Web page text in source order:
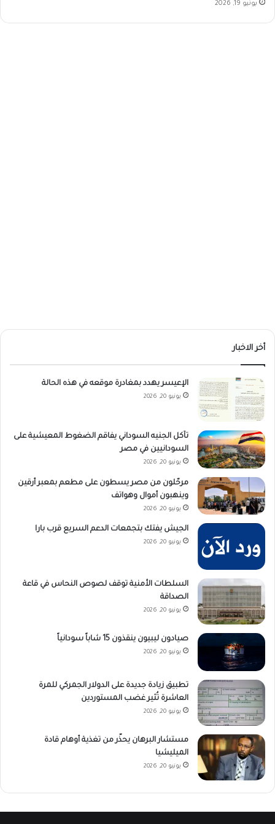
يونيو 19, 2026
أخر الاخبار
الإعيسر يهدد بمغادرة موقعه في هذه الحالة
يونيو 20, 2026
تآكل الجنيه السوداني يفاقم الضغوط المعيشية على
السودانيين في مصر
يونيو 20, 2026
مرحّلون من مصر يسطون على مطعم بمعبر أرقين
وينهبون أموال وهواتف
يونيو 20, 2026
الجيش يفتك بتجمعات الدعم السريع قرب بارا
يونيو 20, 2026
السلطات الأمنية توقف لصوص النحاس في قاعة
الصداقة
يونيو 20, 2026
صيادون ليبيون ينقذون 15 شاباً سودانياً
يونيو 20, 2026
تطبيق زيادة جديدة على الدولار الجمركي للمرة
العاشرة تُثير غضب المستوردين
يونيو 20, 2026
مستشار البرهان يحذّر من تغذية أوهام قادة
الميليشيا
يونيو 20, 2026